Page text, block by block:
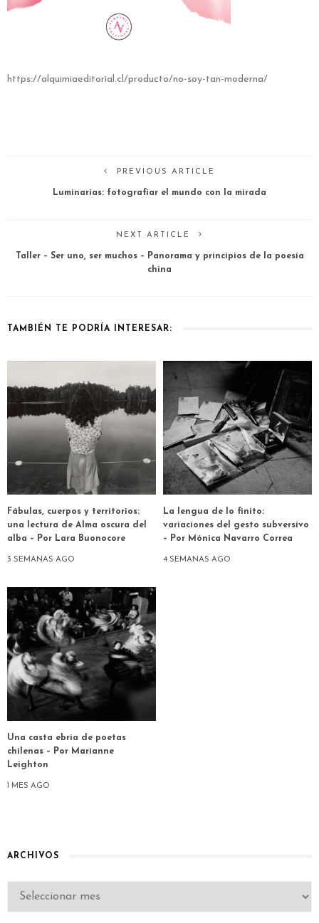
https://alquimiaeditorial.cl/producto/no-soy-tan-moderna/
PREVIOUS ARTICLE
Luminarias: fotografiar el mundo con la mirada
NEXT ARTICLE
Taller – Ser uno, ser muchos – Panorama y principios de la poesía
china
TAMBIÉN TE PODRÍA INTERESAR:
Fábulas, cuerpos y territorios:
una lectura de Alma oscura del
alba – Por Lara Buonocore
3 SEMANAS AGO
La lengua de lo finito:
variaciones del gesto subversivo
– Por Mónica Navarro Correa
4 SEMANAS AGO
Una casta ebria de poetas
chilenas – Por Marianne
Leighton
1 MES AGO
ARCHIVOS